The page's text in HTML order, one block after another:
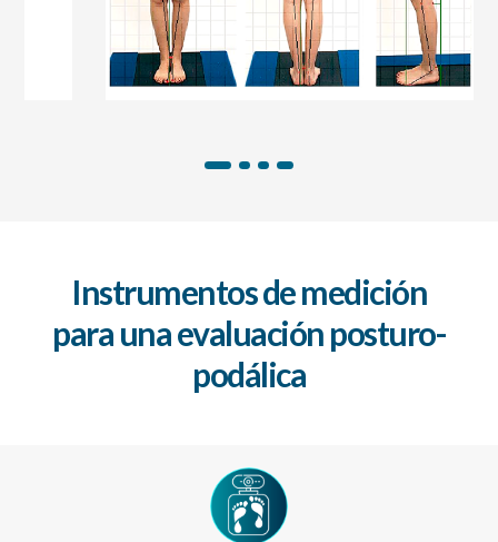
Instrumentos de medición
para una evaluación posturo-
podálica